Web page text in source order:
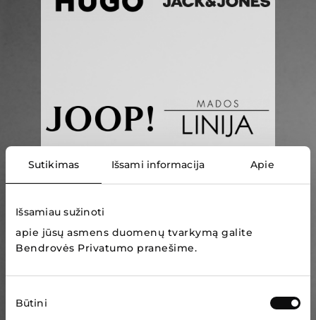
Sutikimas Išsami informacija Apie
Išsamiau sužinoti
apie jūsų asmens duomenų tvarkymą galite
Bendrovės Privatumo pranešime.
pasirinkimas
Būtini